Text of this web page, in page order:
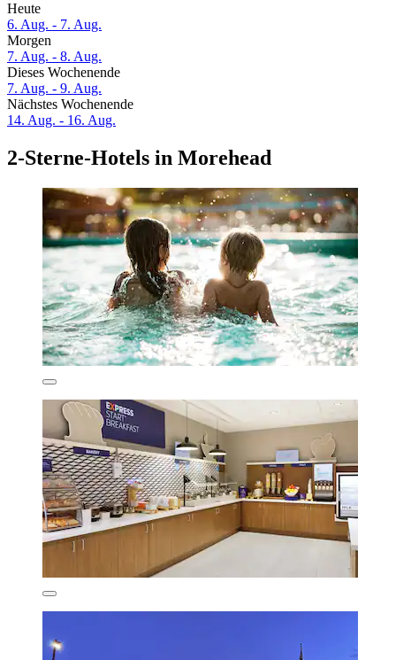
Heute
6. Aug. - 7. Aug.
Morgen
7. Aug. - 8. Aug.
Dieses Wochenende
7. Aug. - 9. Aug.
Nächstes Wochenende
14. Aug. - 16. Aug.
2-Sterne-Hotels in Morehead